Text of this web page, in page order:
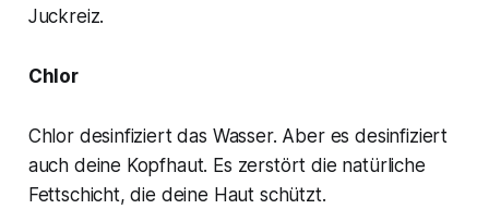
Juckreiz.
Chlor
Chlor desinfiziert das Wasser. Aber es desinfiziert
auch deine Kopfhaut. Es zerstört die natürliche
Fettschicht, die deine Haut schützt.